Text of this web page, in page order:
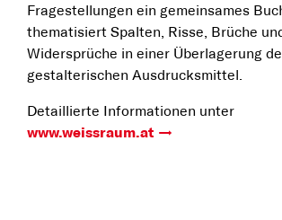
Fragestellungen ein gemeinsames
thematisiert Spalten, Risse, Brüche
Widersprüche in einer Überlagerung
gestalterischen Ausdrucksmittel.
Detaillierte Informationen unter
www.weissraum.at